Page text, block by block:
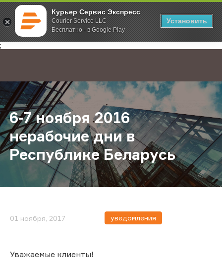
Курьер Сервис Экспресс
Courier Service LLC
Бесплатно - в Google Play
Установить
;
Главная О компании Новости 6-7 ноября 2016 нерабочие дни в
6-7 ноября 2016
нерабочие дни в
Республике Беларусь
01 ноября, 2017 уведомления
Уважаемые клиенты!